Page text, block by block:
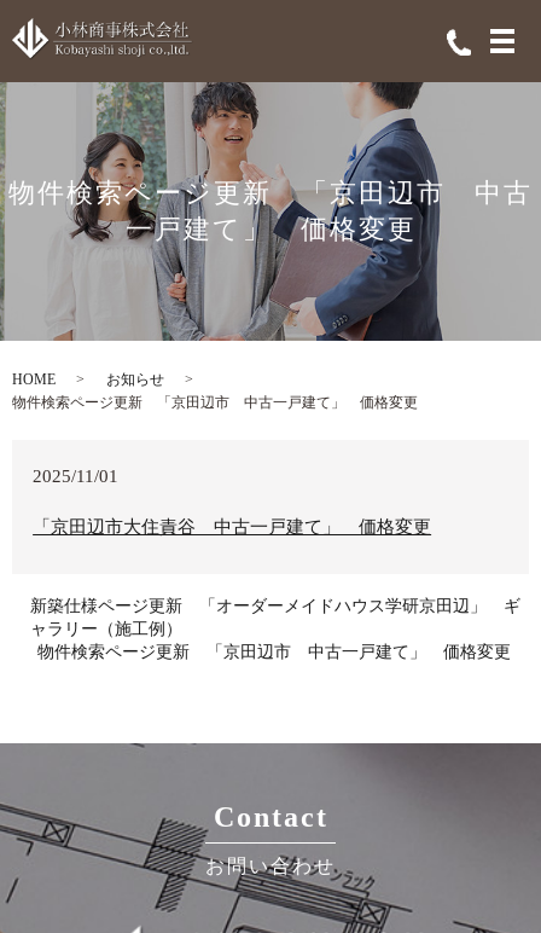
メ
物件検索ページ更新 「京田辺市 中古
一戸建て」 価格変更
HOME
お知らせ
物件検索ページ更新 「京田辺市 中古一戸建て」 価格変更
2025/11/01
「京田辺市大住責谷 中古一戸建て」 価格変更
新築仕様ページ更新 「オーダーメイドハウス学研京田辺」 ギ
ャラリー（施工例）
物件検索ページ更新 「京田辺市 中古一戸建て」 価格変更
Contact
お問い合わせ